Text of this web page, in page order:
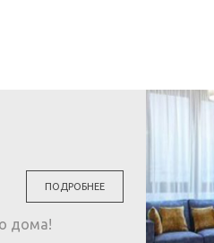
дома!
ПОДРОБНЕЕ